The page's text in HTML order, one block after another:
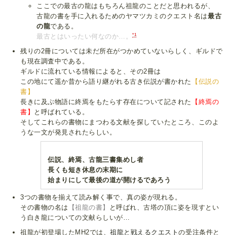
ここでの最古の龍はもちろん祖龍のことだと思われるが、
古龍の書を手に入れるためのヤマツカミのクエスト名は最古
の龍である。
最古とはいったい何なのか…。*1
残りの2冊については未だ所在がつかめていないらしく、ギルドで
も現在調査中である。
ギルドに流れている情報によると、その2冊は
この地にて遥か昔から語り継がれる古き伝説が書かれた
【伝説の
書】
長きに及ぶ物語に終焉をもたらす存在について記された
【終焉の
書】
と呼ばれている。
そしてこれらの書物にまつわる文献を探していたところ、このよ
うな一文が発見されたらしい。
伝説、終焉、古龍三書集めし者
長くも短き休息の末期に
始まりにして最後の道が開けるであろう
3つの書物を揃えて読み解く事で、真の姿が現れる。
その書物の名は
【祖龍の書】
と呼ばれ、古塔の頂に姿を現すとい
う白き龍についての文献らしいが…
祖龍が初登場したMH2では、祖龍と戦えるクエストの受注条件と